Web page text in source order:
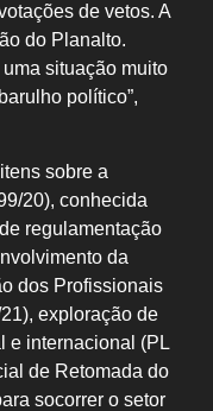
de vetos. A
do Planalto.
situação muito
político”,
sobre a
20), conhecida
regulamentação
da
dos Profissionais
exploração de
e internacional (PL
de Retomada do
socorrer o setor